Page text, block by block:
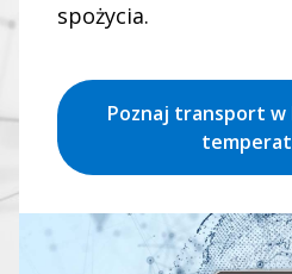
spożycia.
Poznaj transport